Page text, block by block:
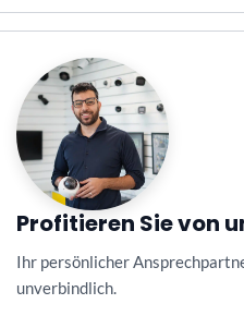
Profitieren Sie von
Ihr persönlicher
unverbindlich.